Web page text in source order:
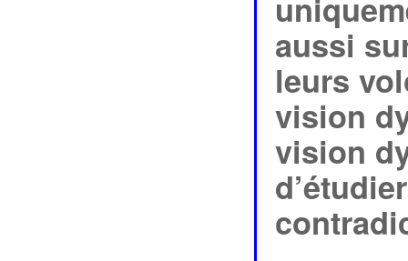
aussi
leurs
vision
vision